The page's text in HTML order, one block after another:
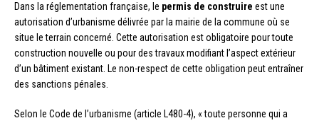
Dans la réglementation française, le permis de construire est une
autorisation d’urbanisme délivrée par la mairie de la commune où se
situe le terrain concerné. Cette autorisation est obligatoire pour toute
construction nouvelle ou pour des travaux modifiant l’aspect extérieur
d’un bâtiment existant. Le non-respect de cette obligation peut entraîner
des sanctions pénales.
Selon le Code de l’urbanisme (article L480-4), « toute personne qui a